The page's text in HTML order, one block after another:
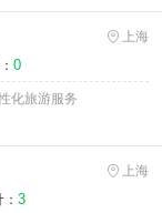
上海
0
化旅游服务
上海
3